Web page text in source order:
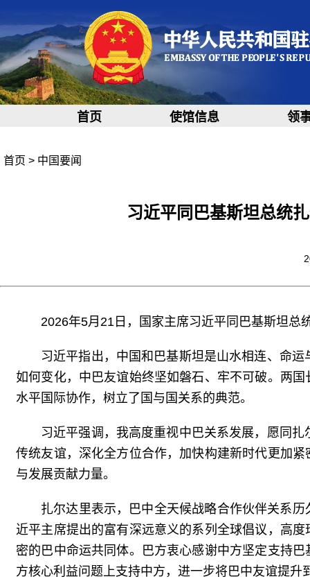
首页 使馆信息 领
首页 > 中国要闻
习近平同巴基斯坦总统
2026年5月21日，国家主席习近平同巴基斯坦总
习近平指出，中国和巴基斯坦是山水相连、命
如何变化，中巴友谊始终坚如磐石、牢不可破。两
水平国际协作，树立了国与国关系的典范。
习近平强调，我高度重视中巴关系发展，愿同
传统友谊，深化全方位合作，加快构建新时代更加
与发展贡献力量。
扎尔达里表示，巴中全天候战略合作伙伴关系
近平主席提出的富有深远意义的系列全球倡议，高
密的巴中命运共同体。巴方衷心感谢中方坚定支持
方核心利益问题上支持中方，进一步将巴中友谊提升